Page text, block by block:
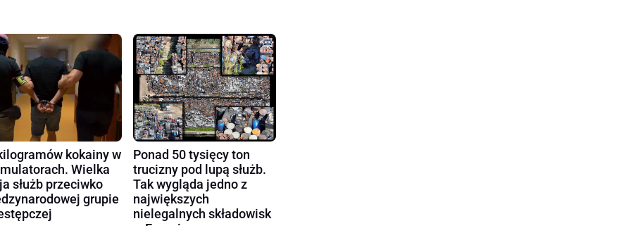
kokainy w
Wielka
służb przeciwko
grupie
Ponad 50 tysięcy ton
trucizny pod lupą służb.
Tak wygląda jedno z
największych
nielegalnych składowisk